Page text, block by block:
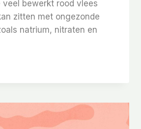
veel bewerkt rood vlees
zitten met ongezonde
natrium, nitraten en